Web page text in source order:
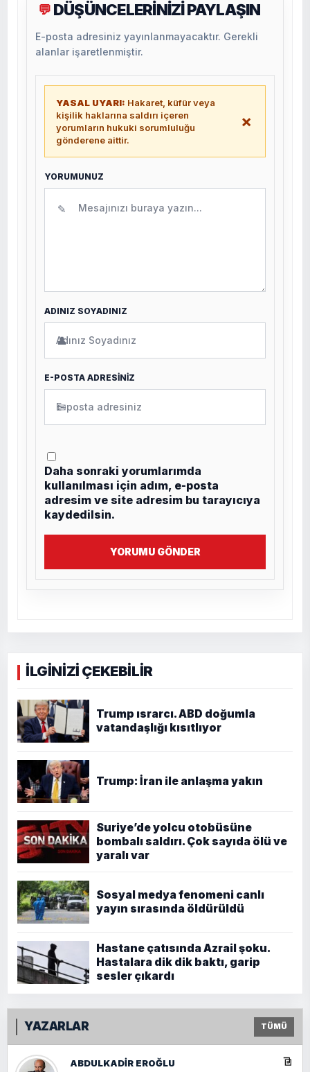
💬 DÜŞÜNCELERİNİZİ PAYLAŞIN
E-posta adresiniz yayınlanmayacaktır. Gerekli
alanlar işaretlenmiştir.
YASAL UYARI: Hakaret, küfür veya
kişilik haklarına saldırı içeren
yorumların hukuki sorumluluğu
gönderene aittir.
×
YORUMUNUZ
✎
ADINIZ SOYADINIZ
👤
E-POSTA ADRESİNİZ
✉
Daha sonraki yorumlarımda
kullanılması için adım, e-posta
adresim ve site adresim bu tarayıcıya
kaydedilsin.
YORUMU GÖNDER
İLGİNİZİ ÇEKEBİLİR
Trump ısrarcı. ABD doğumla
vatandaşlığı kısıtlıyor
Trump: İran ile anlaşma yakın
Suriye’de yolcu otobüsüne
bombalı saldırı. Çok sayıda ölü ve
yaralı var
Sosyal medya fenomeni canlı
yayın sırasında öldürüldü
Hastane çatısında Azrail şoku.
Hastalara dik dik baktı, garip
sesler çıkardı
YAZARLAR TÜMÜ
ABDULKADIR EROĞLU